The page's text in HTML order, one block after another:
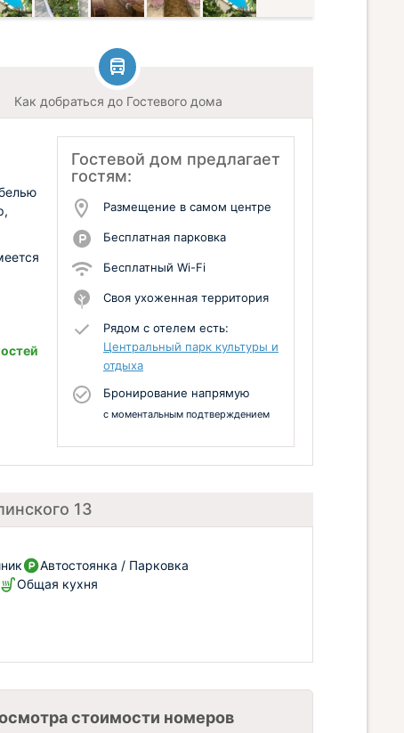
Как добраться до Гостевого дома
Гостевой дом предлагает
гостям:
Размещение в самом центре
Бесплатная парковка
Бесплатный Wi-Fi
Своя ухоженная территория
Рядом с отелем есть:
Центральный парк культуры и
отдыха
Бронирование напрямую
с моментальным подтверждением
13
Автостоянка / Парковка
Общая кухня
стоимости номеров